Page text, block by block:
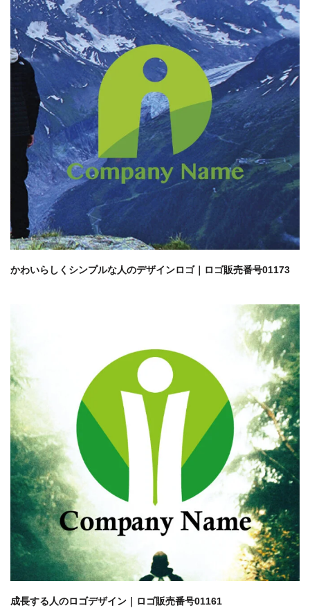
かわいらしくシンプルな人のデザインロゴ｜ロゴ販売番号01173
成長する人のロゴデザイン｜ロゴ販売番号01161